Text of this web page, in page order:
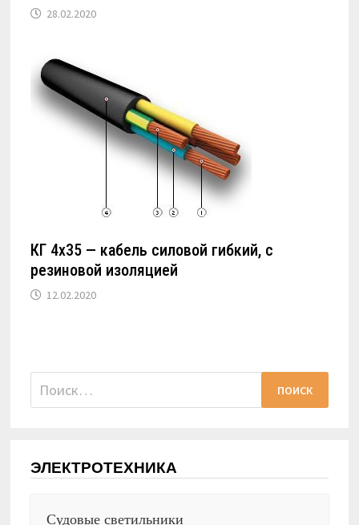
28.02.2020
КГ 4х35 — кабель силовой гибкий, с
резиновой изоляцией
12.02.2020
Найти:
ЭЛЕКТРОТЕХНИКА
Судовые светильники